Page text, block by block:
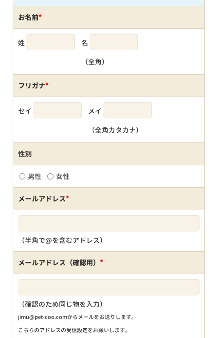
お名前*
姓 名
（全角）
フリガナ*
セイ メイ
（全角カタカナ）
性別
男性 女性
メールアドレス*
（半角で@を含むアドレス）
メールアドレス（確認用） *
（確認のため同じ物を入力）
jimu@pet-coo.comからメールをお送りします。
こちらのアドレスの受信設定をお願いします。